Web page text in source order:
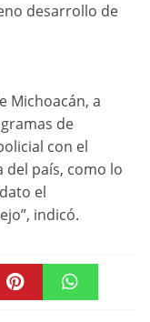
desarrollo de
Michoacán, a
de
con el
país, como lo
el
indicó.